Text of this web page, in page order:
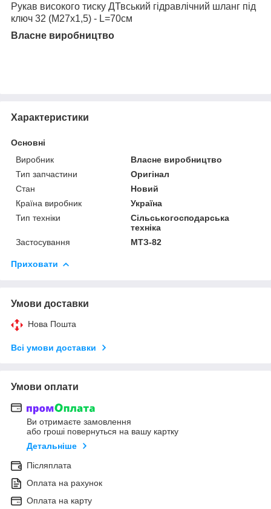
Рукав високого тиску ДТвський гідравлічний шланг під
ключ 32 (М27х1,5) - L=70см
Власне виробництво
Характеристики
Основні
Виробник
Власне виробництво
Тип запчастини
Оригінал
Стан
Новий
Країна виробник
Україна
Тип техніки
Сільськогосподарська
техніка
Застосування
МТЗ-82
Приховати
Умови доставки
Нова Пошта
Всі умови доставки
Умови оплати
Ви отримаєте замовлення
або гроші повернуться на вашу картку
Детальніше
Післяплата
Оплата на рахунок
Оплата на карту